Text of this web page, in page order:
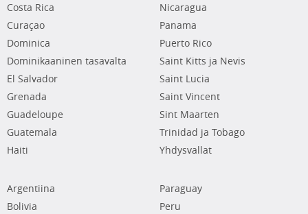
Costa Rica
Curaçao
Dominica
Dominikaaninen tasavalta
El Salvador
Grenada
Guadeloupe
Guatemala
Haiti
Nicaragua
Panama
Puerto Rico
Saint Kitts ja Nevis
Saint Lucia
Saint Vincent
Sint Maarten
Trinidad ja Tobago
Yhdysvallat
Argentiina
Bolivia
Paraguay
Peru